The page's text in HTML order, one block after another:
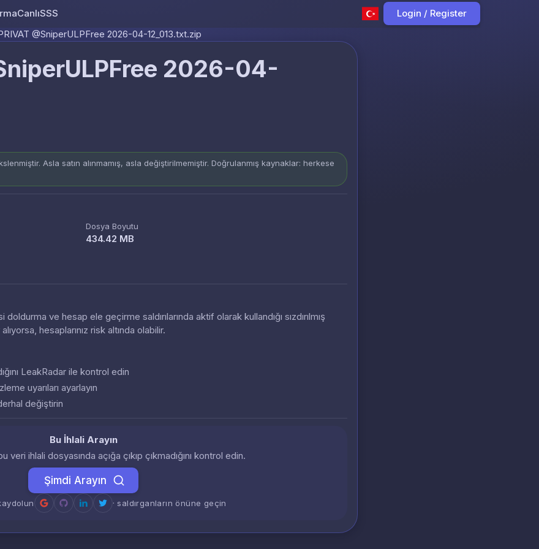
CanlıSSS
Login / Register
@SniperULPFree 2026-04-12_013.txt.zip
2026-04-
Asla satın alınmamış, asla değiştirilmemiştir. Doğrulanmış kaynaklar: herkese
Dosya Boyutu
434.42 MB
ve hesap ele geçirme saldırılarında aktif olarak kullandığı sızdırılmış
hesaplarınız risk altında olabilir.
LeakRadar ile kontrol edin
uyarıları ayarlayın
değiştirin
Bu İhlali Arayın
veri ihlali dosyasında açığa çıkıp çıkmadığını kontrol edin.
Şimdi Arayın
· saldırganların önüne geçin